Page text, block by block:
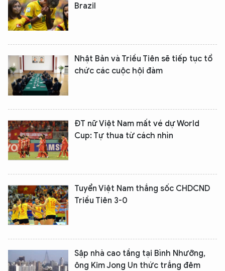
Brazil
Nhật Bản và Triều Tiên sẽ tiếp tục tổ
chức các cuộc hội đàm
ĐT nữ Việt Nam mất vé dự World
Cup: Tự thua từ cách nhìn
Tuyển Việt Nam thắng sốc CHDCND
Triều Tiên 3-0
Sập nhà cao tầng tại Bình Nhưỡng,
ông Kim Jong Un thức trắng đêm